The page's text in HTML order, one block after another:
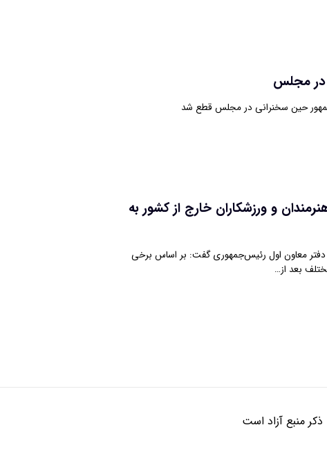
در مجلس
حین سخنرانی در مجلس قطع شد
و ورزشکاران خارج از کشور به
دفتر معاون اول رئیس‌جمهوری گفت: بر اساس برخی
بعد از…
منبع آزاد است